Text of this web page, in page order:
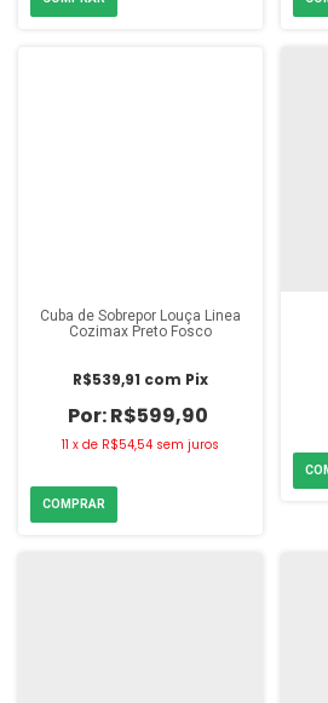
Cuba de Sobrepor Louça Linea
Cozimax Preto Fosco
R$599,90
R$539,91 com Pix
11 x de R$54,54 sem juros